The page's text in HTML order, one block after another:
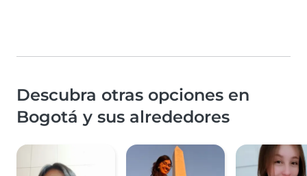
Descubra otras opciones en
Bogotá y sus alrededores